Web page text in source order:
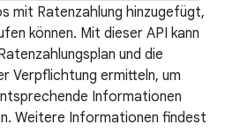
mit Ratenzahlung hinzugefügt,
können. Mit dieser API kann
und die
Verpflichtung ermitteln, um
Informationen
Weitere Informationen findest